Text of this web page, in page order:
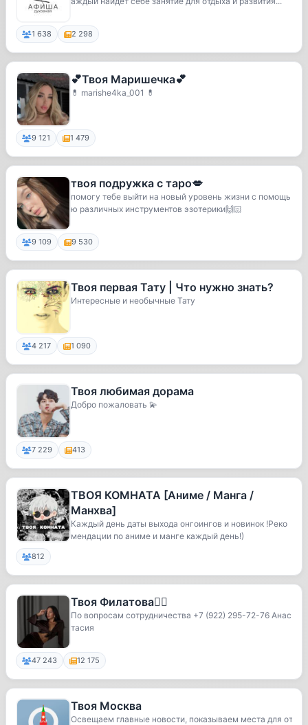
1 638 2 298
💕Твоя Маришечка💕
💊 marishe4ka_001 💊
9 121 1 479
твоя подружка с таро💋
помогу тебе выйти на новый уровень жизни с помощь
ю различных инструментов эзотерики🙌🏻
9 109 9 530
Твоя первая Тату | Что нужно знать?
Интересные и необычные Тату
4 217 1 090
Твоя любимая дорама
Добро пожаловать 💫
7 229 413
ТВОЯ КОМНАТА [Аниме / Манга /
Манхва]
Каждый день даты выхода онгоингов и новинок !Реко
мендации по аниме и манге каждый день!)
812
Твоя Филатова✌🏽
По вопросам сотрудничества +7 (922) 295-72-76 Анас
тасия
47 243 12 175
Твоя Москва
Освещаем главные новости, показываем места для от